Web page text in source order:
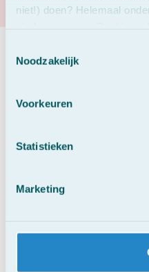
niet!) doen? Helemaal
Noodzakelijk
Voorkeuren
Statistieken
Marketing
Shop